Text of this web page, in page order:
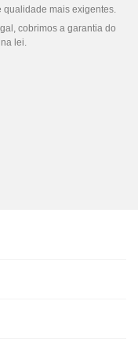
qualidade mais exigentes.
cobrimos a garantia do
lei.